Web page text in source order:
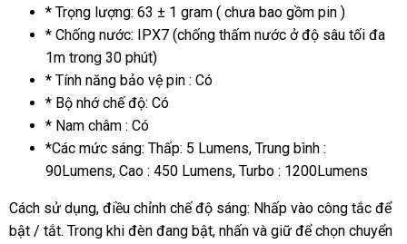
* Trọng lượng: 63 ± 1 gram ( chưa bao gồm pin )
* Chống nước: IPX7 (chống thấm nước ở độ sâu tối đa
1m trong 30 phút)
* Tính năng bảo vệ pin : Có
* Bộ nhớ chế độ: Có
* Nam châm : Có
*Các mức sáng: Thấp: 5 Lumens, Trung bình :
90Lumens, Cao : 450 Lumens, Turbo : 1200Lumens
Cách sử dụng, điều chỉnh chế độ sáng: Nhấp vào công tắc để
bật / tắt. Trong khi đèn đang bật, nhấn và giữ để chọn chuyển